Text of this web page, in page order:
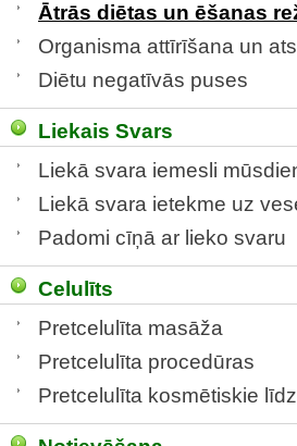
Ātrās diētas un ēšanas
Organisma attīrīšana un
Diētu negatīvās puses
Liekais Svars
Liekā svara iemesli
Liekā svara ietekme uz
Padomi cīņā ar lieko svaru
Celulīts
Pretcelulīta masāža
Pretcelulīta procedūras
Pretcelulīta kosmētiskie